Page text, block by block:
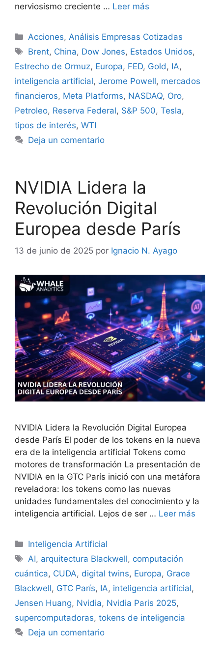
nerviosismo creciente … Leer más
Categorías
Acciones,Análisis Empresas Cotizadas
Etiquetas
Brent, China, Dow Jones, Estados Unidos,
Estrecho de Ormuz, Europa, FED, Gold, IA,
inteligencia artificial, Jerome Powell, mercados
financieros, Meta Platforms, NASDAQ, Oro,
Petroleo, Reserva Federal, S&P 500, Tesla,
tipos de interés, WTI
Deja un comentario
NVIDIA Lidera la
Revolución Digital
Europea desde París
13 de junio de 2025 por Ignacio N. Ayago
NVIDIA Lidera la Revolución Digital Europea
desde París El poder de los tokens en la nueva
era de la inteligencia artificial Tokens como
motores de transformación La presentación de
NVIDIA en la GTC París inició con una metáfora
reveladora: los tokens como las nuevas
unidades fundamentales del conocimiento y la
inteligencia artificial. Lejos de ser … Leer más
Categorías
Inteligencia Artificial
Etiquetas
AI, arquitectura Blackwell, computación
cuántica, CUDA, digital twins, Europa, Grace
Blackwell, GTC París, IA, inteligencia artificial,
Jensen Huang, Nvidia, Nvidia Paris 2025,
supercomputadoras, tokens de inteligencia
Deja un comentario